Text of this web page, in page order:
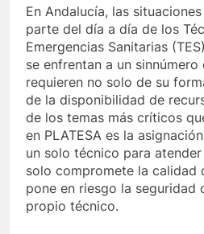
En Andalucía, las
parte del día a día de los
Emergencias Sanitarias
se enfrentan a un
requieren no solo de su
de la disponibilidad de
de los temas más críticos
en PLATESA es la
un solo técnico para
solo compromete la calidad
pone en riesgo la seguridad
propio técnico.